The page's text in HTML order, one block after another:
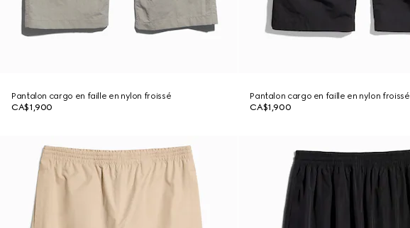
Pantalon cargo en faille en nylon froissé
CA$1,900
Pantalon cargo en faille en nylon froissé
CA$1,900